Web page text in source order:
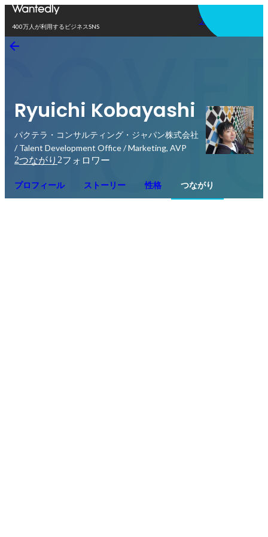
400万人が利用するビジネスSNS
アプリを使う
Ryuichi Kobayashi
パクテラ・コンサルティング・ジャパン株式会社
/ Talent Development Office / Marketing, AVP
2つながり 2フォロワー
プロフィール ストーリー 性格 つながり